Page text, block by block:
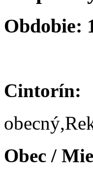
Obdobie:
Cintorín:
Obec /